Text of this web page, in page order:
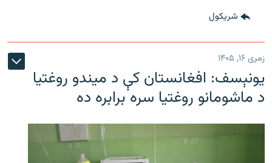
شريکول
زمری ۱۶, ۱۴۰۵
یونېسف: افغانستان کې د میندو روغتیا
د ماشومانو روغتیا سره برابره ده